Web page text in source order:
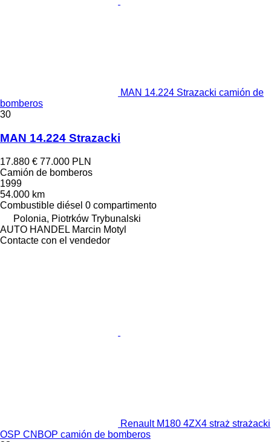
MAN 14.224 Strazacki camión de
bomberos
30
MAN 14.224 Strazacki
17.880 € 77.000 PLN
Camión de bomberos
1999
54.000 km
Combustible diésel 0 compartimento
Polonia, Piotrków Trybunalski
AUTO HANDEL Marcin Motyl
Contacte con el vendedor
Renault M180 4ZX4 straż strażacki
OSP CNBOP camión de bomberos